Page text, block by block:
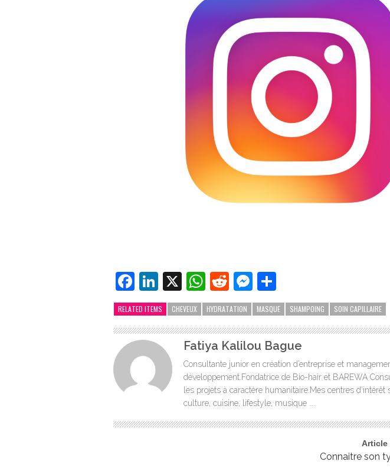
Facebook
LinkedIn
X WhatsApp
RedditMessenger
RELATED ITEMS CHEVEUX HYDRATATION MASQUE SHAMPOING SOIN CAPILLAIRE
Fatiya Kalilou Bague
Consultante junior en création d’entreprise et
développement.Fondatrice de Bio-hair et BAREWA
les projets à caractère humanitaire.Mes centres d’intérêt
culture, cuisine, lifestyle, musique ….
Article
Connaitre son